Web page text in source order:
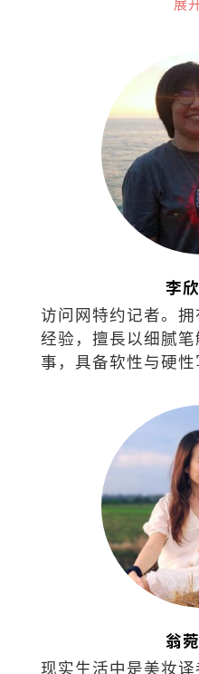
李
访问网特约记者。
经验，擅⻑以细腻
事，具备软性与硬性
翁
现实生活中是美妆